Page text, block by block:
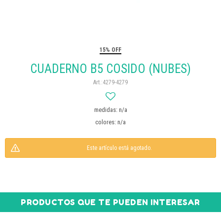
15% OFF
CUADERNO B5 COSIDO (NUBES)
4279-4279
medidas: n/a
colores: n/a
Este artículo está agotado.
PRODUCTOS QUE TE PUEDEN INTERESAR